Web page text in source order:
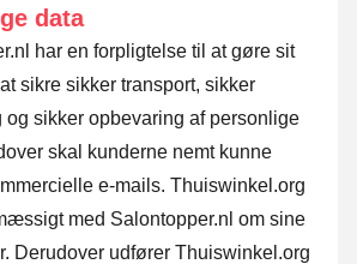
data
har en forpligtelse til at gøre sit
sikre sikker transport, sikker
og sikker opbevaring af personlige
skal kunderne nemt kunne
e-mails. Thuiswinkel.org
med Salontopper.nl om sine
Derudover udfører Thuiswinkel.org